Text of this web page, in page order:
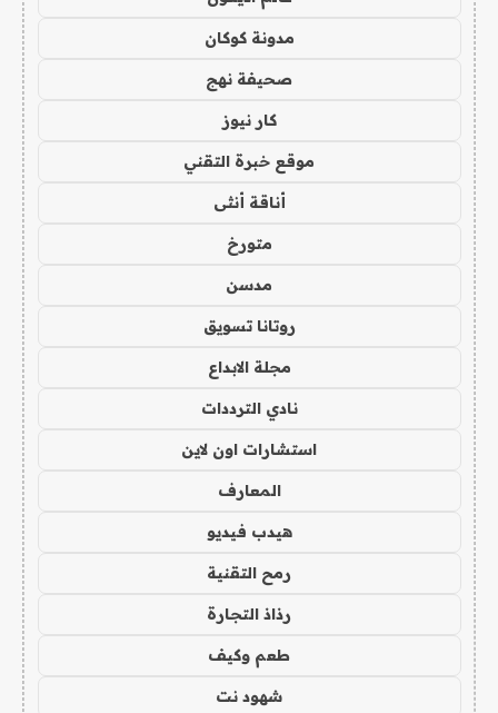
مدونة كوكان
صحيفة نهج
كار نيوز
موقع خبرة التقني
أناقة أنثى
متورخ
مدسن
روتانا تسويق
مجلة الابداع
نادي الترددات
استشارات اون لاين
المعارف
هيدب فيديو
رمح التقنية
رذاذ التجارة
طعم وكيف
شهود نت